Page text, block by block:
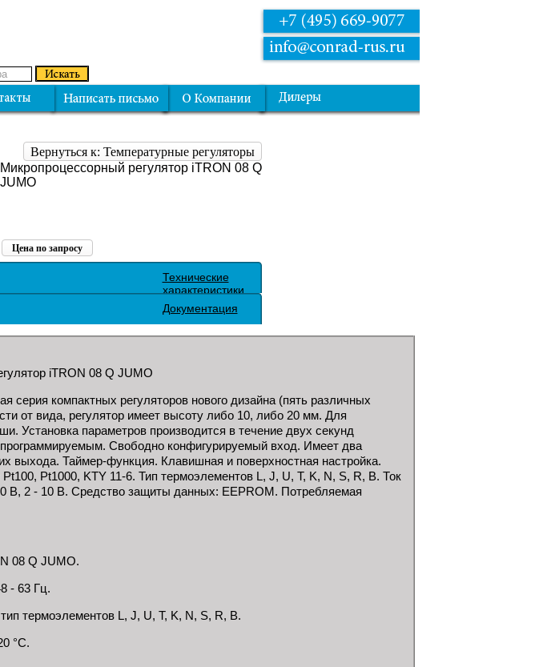
Вернуться к: Температурные регуляторы
Микропроцессорный регулятор iTRON 08 Q
JUMO
Цена по запросу
Технические
характеристики
Документация
iTRON 08 Q JUMO
серия компактных регуляторов нового дизайна (пять различных
от вида, регулятор имеет высоту либо 10, либо 20 мм. Для
Установка параметров производится в течение двух секунд
Свободно конфигурируемый вход. Имеет два
выхода. Таймер-функция. Клавишная и поверхностная настройка.
Pt1000, KTY 11-6. Тип термоэлементов L, J, U, T, K, N, S, R, B. Ток
В, 2 - 10 В. Средство защиты данных: EEPROM. Потребляемая
08 Q JUMO.
- 63 Гц.
термоэлементов L, J, U, T, K, N, S, R, B.
°C.